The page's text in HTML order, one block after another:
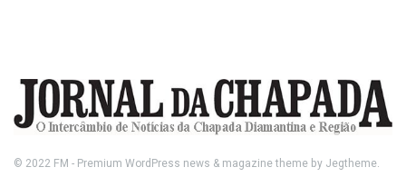
© 2022 FM - Premium WordPress news & magazine theme by Jegtheme.